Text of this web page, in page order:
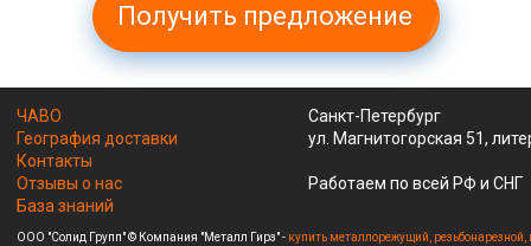
Получить предложение
ЧАВО
География доставки
Контакты
Отзывы о нас
База знаний
Санкт-Петербург
ул. Магнитогорская 51,
Работаем по всей РФ и СНГ
ООО "Солид Групп" © Компания "Металл Гирз" - купить металлорежущий,